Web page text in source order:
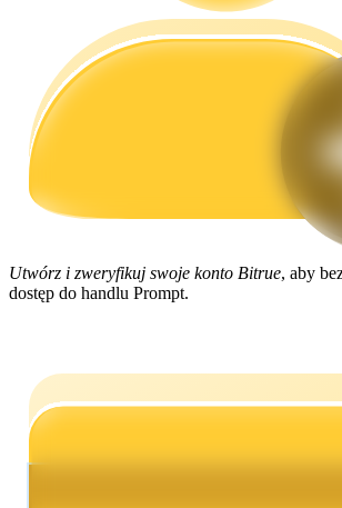
Dowiedz się, jak zachować rentowność
Zarabiać
Utwórz i zweryfikuj swoje konto Bitrue, aby
dostęp do handlu Prompt.